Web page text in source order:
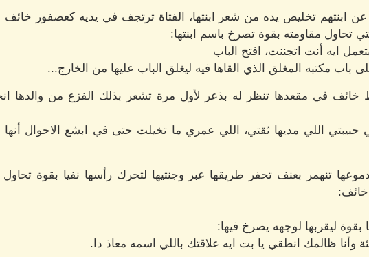
ابنتهم تخليص يده من شعر ابنتها، الفتاة ترتجف في يديه كعصفور
تحاول مقاومته بقوة تصرخ باسم ابنتها:
ايه أنت اتجننت، افتح الباب
مكتبه المغلق الذي القاها فيه ليغلق الباب عليها من الخارج...
خائف في مقعدها تنظر له بذعر لأول مرة تشعر بذلك الفزع من والدها
حبيبتي اللي مديها ثقتي، اللي عمري ما تخيلت حتى في ابشع الاحوال
تنهمر بعنف تحفر طريقها عبر وجنتيها لتحرك رأسها نفيا بقوة
ليقربها لوجهه يصرخ فيها:
وأنا ظالمك انطقي يا بت ايه علاقتك باللي اسمه معاذ دا.